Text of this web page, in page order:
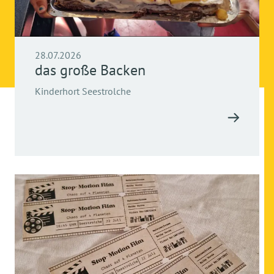
28.07.2026
das große Backen
Kinderhort Seestrolche